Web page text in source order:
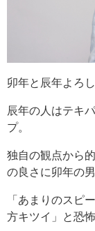
卯年と辰年よろ
辰年の人はテキ
プ。
独自の観点から
の良さに卯年の
「あまりのスピ
方キツイ」と恐